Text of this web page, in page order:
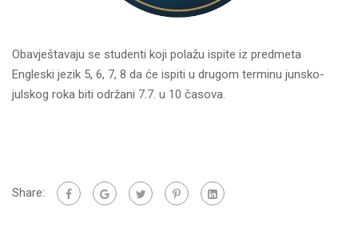
Obavještavaju se studenti koji polažu ispite iz predmeta
Engleski jezik 5, 6, 7, 8 da će ispiti u drugom terminu junsko-
julskog roka biti održani 7.7. u 10 časova.
Share: